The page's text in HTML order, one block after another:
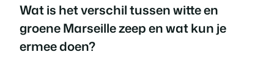
Wat is het verschil tussen witte en
groene Marseille zeep en wat kun je
ermee doen?